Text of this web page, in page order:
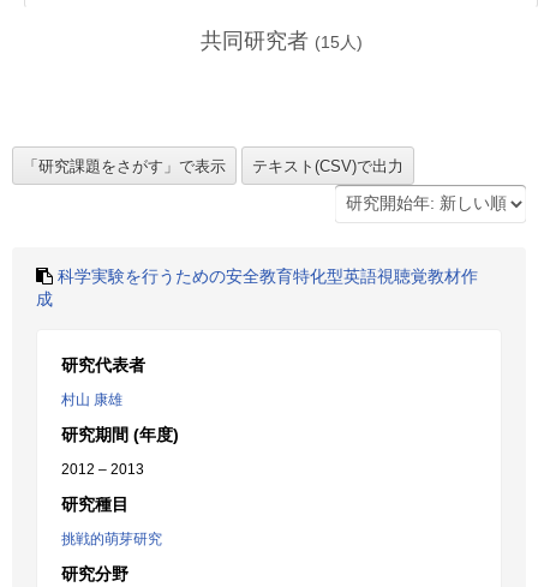
共同研究者 (15 人)
科学実験を行うための安全教育特化型英語視聴覚教材作
成
研究代表者
村山 康雄
研究期間 (年度)
2012 – 2013
研究種目
挑戦的萌芽研究
研究分野